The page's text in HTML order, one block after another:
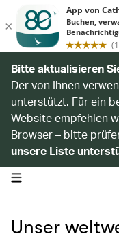
Bitte aktualisieren
Der von Ihnen
unterstützt. Für ein
Website empfehlen
Browser – bitte
unsere Liste
open navigation menu
Unser